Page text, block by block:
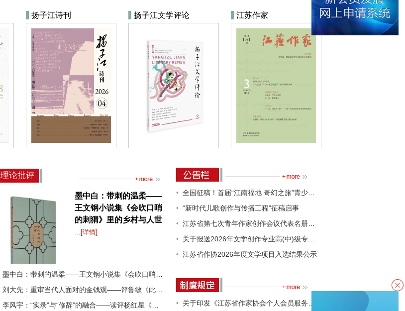
扬子江诗刊
4期目录
扬子江文学评论 江苏作家
理论批评
墨中白：带刺的温柔——
王文钢小说集《会吹口哨
的刺猬》里的乡村与人世
[详情]
墨中白：带刺的温柔——王文钢小说集《会吹口哨的刺猬》里的乡村与人世
刘大先：重审当代人面对的金钱观——评鲁敏《此时此刻》
李风宇：“实录”与“修辞”的融合——读评杨红星《日出连岛》
全国征稿！首届“江南福地 奇幻之旅”青少年童话创作大赛开始了
“新时代儿歌创作与传播工程”征稿启事
江苏省第七次青年作家创作会议代表名册和登记表
关于报送2026年文学创作专业高(中)级专业技术资格评审材料的通知
江苏省作协2026年度文学项目入选结果公示
江苏省第九届紫金山文学奖评选公告
第三届“高晓声文学之约”推选公告
关于印发《江苏省作家协会个人会员服务管理工作办法》的通知